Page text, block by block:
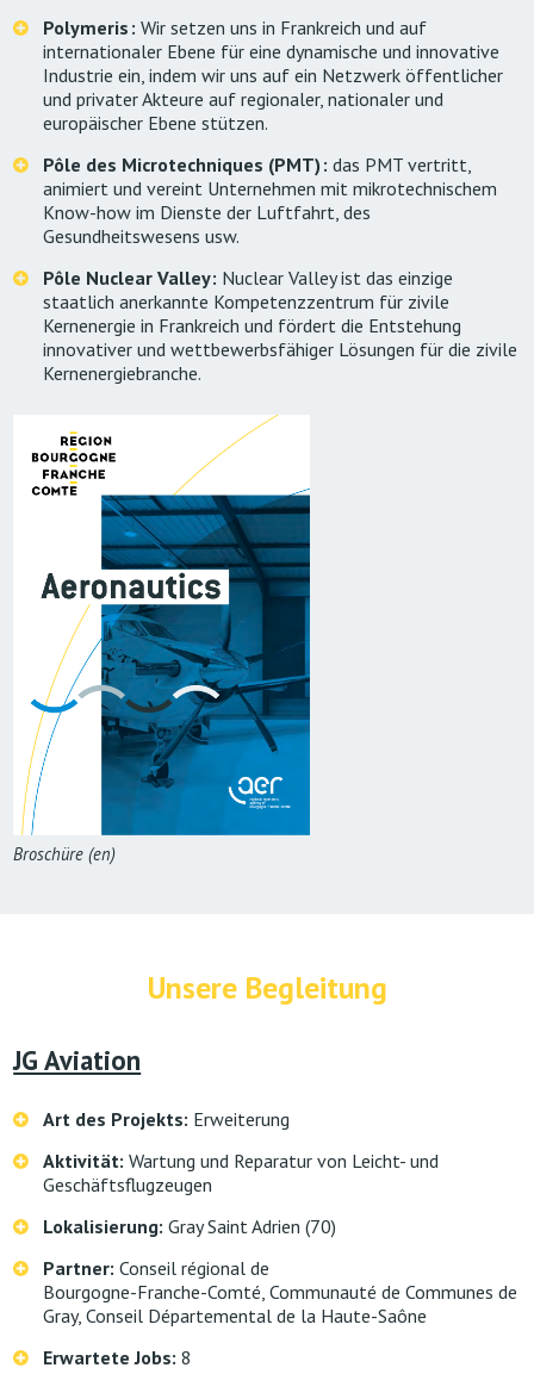
Polymeris : Wir setzen uns in Frankreich und auf
internationaler Ebene für eine dynamische und innovative
Industrie ein, indem wir uns auf ein Netzwerk öffentlicher
und privater Akteure auf regionaler, nationaler und
europäischer Ebene stützen.
Pôle des Microtechniques (PMT) : das PMT vertritt,
animiert und vereint Unternehmen mit mikrotechnischem
Know-how im Dienste der Luftfahrt, des
Gesundheitswesens usw.
Pôle Nuclear Valley : Nuclear Valley ist das einzige
staatlich anerkannte Kompetenzzentrum für zivile
Kernenergie in Frankreich und fördert die Entstehung
innovativer und wettbewerbsfähiger Lösungen für die zivile
Kernenergiebranche.
Broschüre (en)
Unsere Begleitung
JG Aviation
Art des Projekts: Erweiterung
Aktivität: Wartung und Reparatur von Leicht- und
Geschäftsflugzeugen
Lokalisierung: Gray Saint Adrien (70)
Partner: Conseil régional de
Bourgogne-Franche-Comté, Communauté de Communes de
Gray, Conseil Départemental de la Haute-Saône
Erwartete Jobs: 8